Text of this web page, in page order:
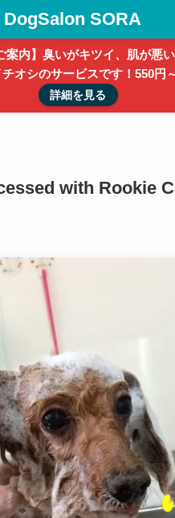
DogSalon SORA
案内】臭いがキツイ、肌が悪
オシのサービスです！550円
詳細を見る
with Rookie